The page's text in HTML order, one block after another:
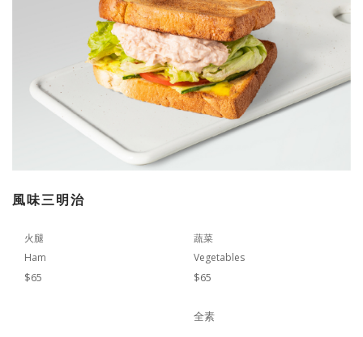
風味三明治
火腿
Ham
$65
蔬菜
Vegetables
$65
全素